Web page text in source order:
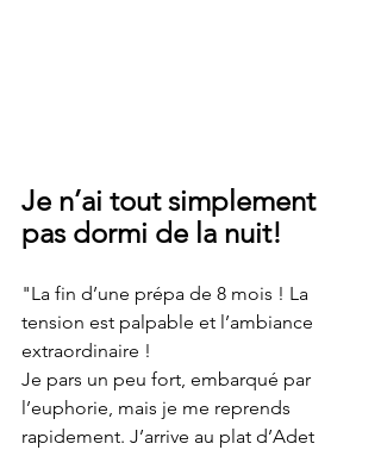
Je n’ai tout simplement
pas dormi de la nuit!
"La fin d’une prépa de 8 mois ! La
tension est palpable et l’ambiance
extraordinaire !
Je pars un peu fort, embarqué par
l’euphorie, mais je me reprends
rapidement. J’arrive au plat d’Adet